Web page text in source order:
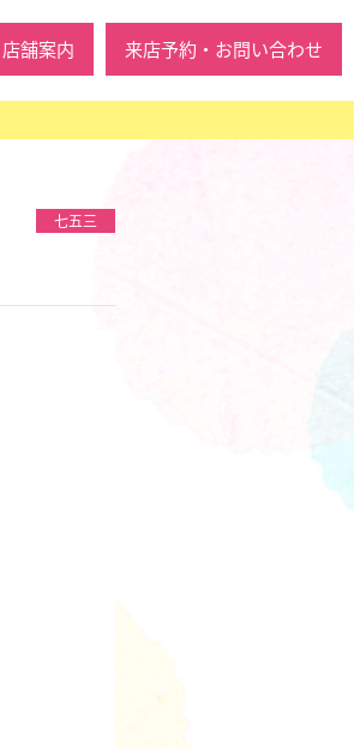
店舗案内 来店予約・お問い合わせ
七五三